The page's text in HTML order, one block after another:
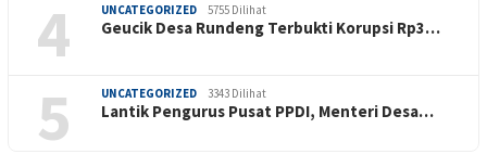
4 UNCATEGORIZED 5755 Dilihat
Geucik Desa Rundeng Terbukti Korupsi Rp3…
5 UNCATEGORIZED 3343 Dilihat
Lantik Pengurus Pusat PPDI, Menteri Desa…